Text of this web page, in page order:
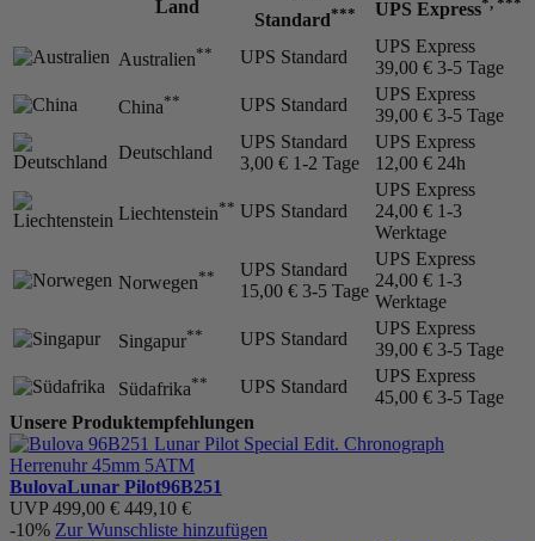
Land
Standard*** UPS Express
Australien** UPS Standard
UPS Express
39,00 € 3-5 Tage
China** UPS Standard
UPS Express
39,00 € 3-5 Tage
Deutschland
UPS Standard
3,00 € 1-2 Tage
UPS Express
12,00 € 24h
Liechtenstein** UPS Standard
UPS Express
24,00 € 1-3
Werktage
Norwegen**
UPS Standard
15,00 € 3-5 Tage
UPS Express
24,00 € 1-3
Werktage
Singapur** UPS Standard
UPS Express
39,00 € 3-5 Tage
Südafrika** UPS Standard
UPS Express
45,00 € 3-5 Tage
Unsere Produktempfehlungen
BulovaLunar Pilot96B251
UVP 499,00 € 449,10 €
-10% Zur Wunschliste hinzufügen